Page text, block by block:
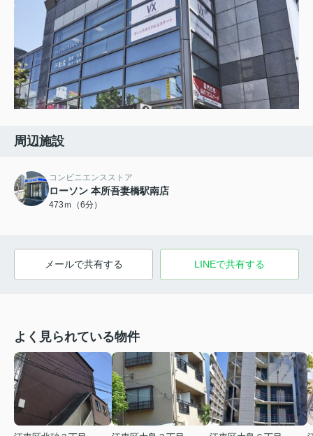
周辺施設
コンビニエンスストア
ローソン 本所吾妻橋駅南店
473ｍ（6分）
メールで共有する LINEで共有する
よく見られている物件